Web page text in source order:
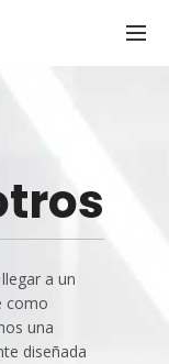
a un
como
una
diseñada